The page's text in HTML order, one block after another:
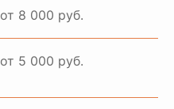
от 8 000 руб.
от 5 000 руб.